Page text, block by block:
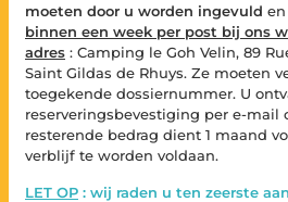
moeten door u worden ingevuld
binnen een week per post bij ons
adres : Camping le Goh Velin, 89
Saint Gildas de Rhuys. Ze moeten
toegekende dossiernummer. U
reserveringsbevestiging per e-mail
resterende bedrag dient 1 maand
verblijf te worden voldaan.
LET OP : wij raden u ten zeerste